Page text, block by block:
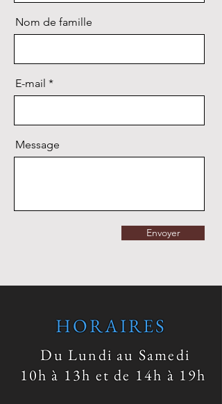
Nom de famille
E-mail
Message
Envoyer
HORAIRES
Du Lundi au Samedi
10h à 13h et de 14h à 19h